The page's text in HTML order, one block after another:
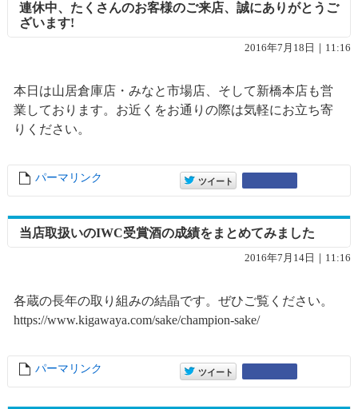
連休中、たくさんのお客様のご来店、誠にありがとうご
ざいます!
2016年7月18日｜11:16
本日は山居倉庫店・みなと市場店、そして新橋本店も営
業しております。お近くをお通りの際は気軽にお立ち寄
りください。
パーマリンク entry10261
ツイート
当店取扱いのIWC受賞酒の成績をまとめてみました
2016年7月14日｜11:16
各蔵の長年の取り組みの結晶です。ぜひご覧ください。
https://www.kigawaya.com/sake/champion-sake/
パーマリンク entry10259
ツイート